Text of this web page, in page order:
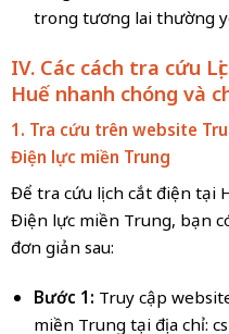
trong tương lai thường
IV. Các cách tra cứu
Huếnhanh chóng và
1. Tra cứu trên website
Điện lực miền Trung
Để tra cứu lịch cắt điện tại
Điện lực miền Trung, bạn
đơn giản sau:
Bước 1: Truy cập
miền Trung tại địa chỉ: